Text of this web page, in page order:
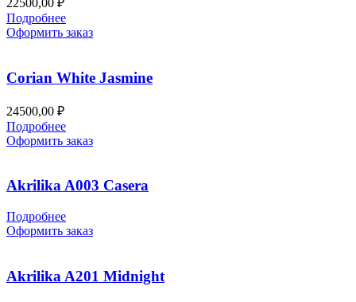
22500,00 ₽
Подробнее
Оформить заказ
Corian White Jasmine
24500,00 ₽
Подробнее
Оформить заказ
Akrilika A003 Casera
Подробнее
Оформить заказ
Akrilika A201 Midnight